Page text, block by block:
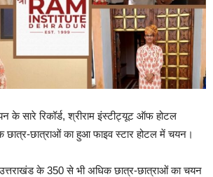
सारे रिकॉर्ड, श्रीराम इंस्टीट्यूट ऑफ होटल
छात्राओं का हुआ फाइव स्टार होटल में चयन।
के 350 से भी अधिक छात्र-छात्राओं का चयन